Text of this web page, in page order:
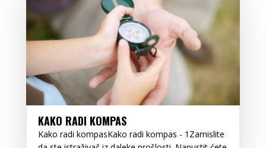
KAKO RADI KOMPAS
Kako radi kompasKako radi kompas - 1Zamislite